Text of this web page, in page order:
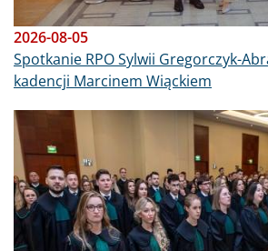
2026-08-05
Spotkanie RPO Sylwii Gregorczyk-
kadencji Marcinem Wiąckiem
Obraz